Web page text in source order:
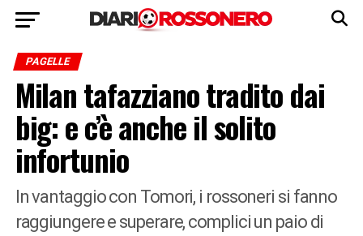
PAGELLE
Milan tafazziano tradito dai
big: e c’è anche il solito
infortunio
In vantaggio con Tomori, i rossoneri si fanno
raggiungere e superare, complici un paio di